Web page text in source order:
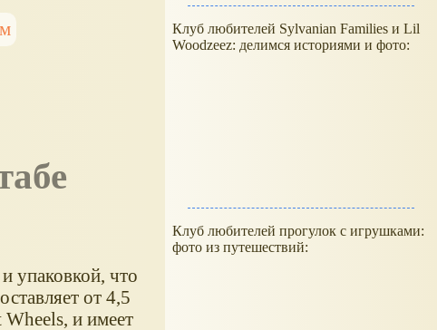
упаковкой, что
от 4,5
и имеет
Клуб любителей Sylvanian Families и Lil
Woodzeez: делимся историями и фото:
Клуб любителей прогулок с игрушками:
фото из путешествий: